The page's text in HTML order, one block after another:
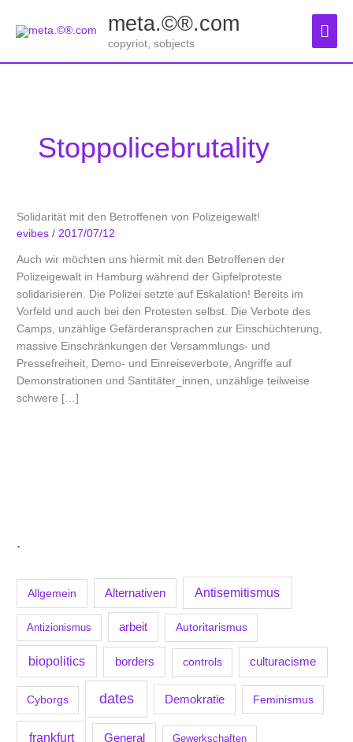
Inhalt
meta.©®.com
copyriot, sobjects
.
Allgemein Alternativen Antisemitismus
Antizionismus arbeit Autoritarismus
biopolitics borders controls culturacisme
Cyborgs dates Demokratie Feminismus
frankfurt General Gewerkschaften
Stoppolicebrutality
Solidarität mit den Betroffenen von Polizeigewalt!
evibes/ 2017/07/12
Auch wir möchten uns hiermit mit den Betroffenen der
Polizeigewalt in Hamburg während der Gipfelproteste
solidarisieren. Die Polizei setzte auf Eskalation! Bereits im
Vorfeld und auch bei den Protesten selbst. Die Verbote des
Camps, unzählige Gefärderansprachen zur Einschüchterung,
massive Einschränkungen der Versammlungs- und
Pressefreiheit, Demo- und Einreiseverbote, Angriffe auf
Demonstrationen und Santitäter_innen, unzählige teilweise
schwere […]